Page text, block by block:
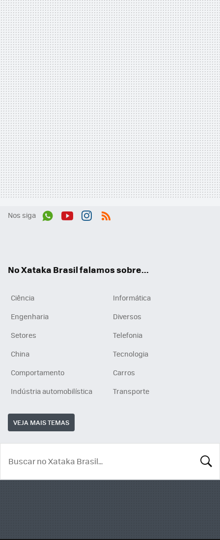
Nos siga
No Xataka Brasil falamos sobre...
Ciência
Informática
Engenharia
Diversos
Setores
Telefonia
China
Tecnologia
Comportamento
Carros
Indústria automobilística
Transporte
VEJA MAIS TEMAS